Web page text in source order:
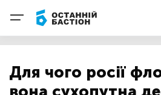
Для чого росії